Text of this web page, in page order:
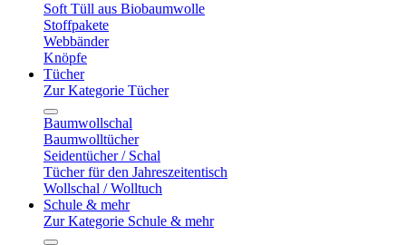
Soft Tüll aus Biobaumwolle
Stoffpakete
Webbänder
Knöpfe
Tücher
Zur Kategorie Tücher
Baumwollschal
Baumwolltücher
Seidentücher / Schal
Tücher für den Jahreszeitentisch
Wollschal / Wolltuch
Schule & mehr
Zur Kategorie Schule & mehr